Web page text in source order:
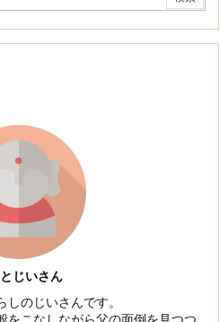
じいさん
のじいさんです。
をこなしながら父の面倒を見つつ